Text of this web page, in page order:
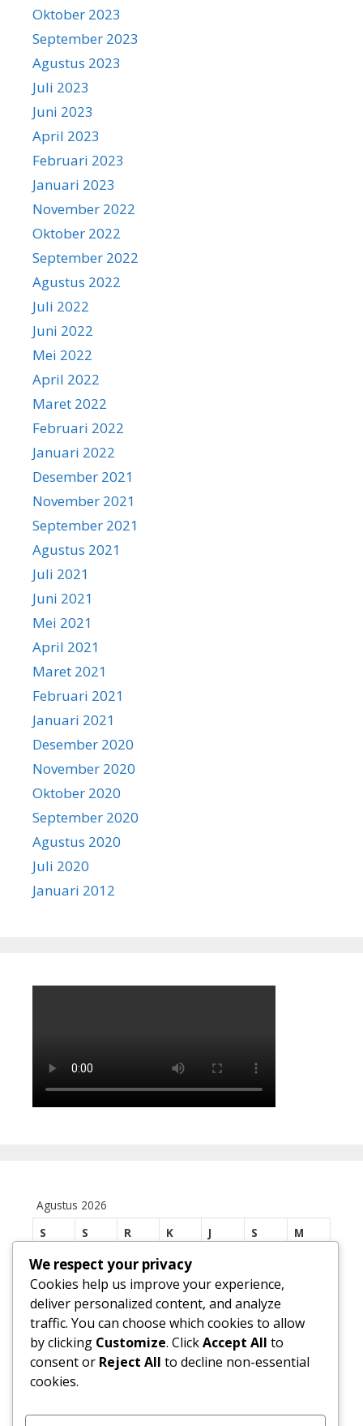
Oktober 2023
September 2023
Agustus 2023
Juli 2023
Juni 2023
April 2023
Februari 2023
Januari 2023
November 2022
Oktober 2022
September 2022
Agustus 2022
Juli 2022
Juni 2022
Mei 2022
April 2022
Maret 2022
Februari 2022
Januari 2022
Desember 2021
November 2021
September 2021
Agustus 2021
Juli 2021
Juni 2021
Mei 2021
April 2021
Maret 2021
Februari 2021
Januari 2021
Desember 2020
November 2020
Oktober 2020
September 2020
Agustus 2020
Juli 2020
Januari 2012
Agustus 2026
S
S R K J S
M
3
4 5 6 8
10
11 12 13 14 15
16
17
18 19 20 21 22
24
31
We respect your privacy
Cookies help us improve your experience,
deliver personalized content, and analyze
traffic. You can choose which cookies to allow
by clicking Customize. ClickAccept All to
consent or Reject All to decline non-essential
cookies.